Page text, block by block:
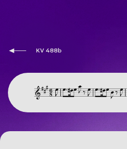
KV 488b